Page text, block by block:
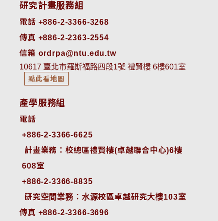
研究計畫服務組
電話 +886-2-3366-3268
傳真 +886-2-2363-2554
信箱 ordrpa@ntu.edu.tw
10617 臺北市羅斯福路四段1號 禮賢樓 6樓601室
點此看地圖
產學服務組
電話
+886-2-3366-6625
計畫業務：校總區禮賢樓(卓越聯合中心)6樓
608室
+886-2-3366-8835
研究空間業務：水源校區卓越研究大樓103室
傳真 +886-2-3366-3696